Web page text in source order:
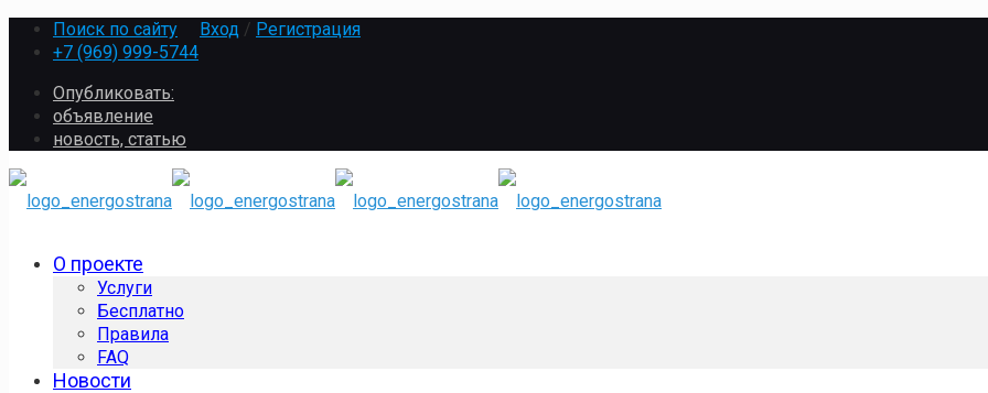
Поиск по сайту Вход / Регистрация
+7 (969) 999-5744
Опубликовать:
объявление
новость, статью
О проекте
Услуги
Бесплатно
Правила
FAQ
Новости